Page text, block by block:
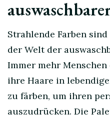
Strahlende Farben
der Welt der
Immer mehr
ihre Haare in
zu färben, um ihren
auszudrücken. Die